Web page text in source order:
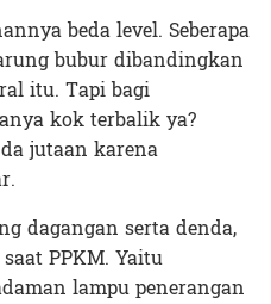
beda level. Seberapa
bubur dibandingkan
itu. Tapi bagi
kok terbalik ya?
jutaan karena
dagangan serta denda,
PPKM. Yaitu
lampu penerangan